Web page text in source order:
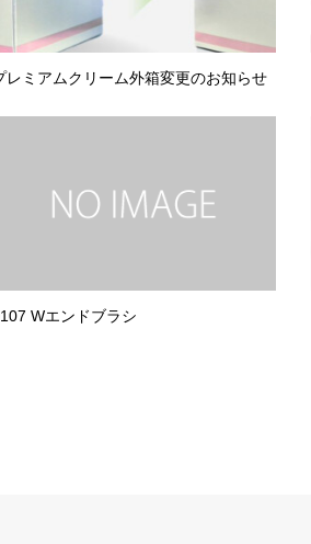
レミアムクリーム外箱変更のお知らせ
Wエンドブラシ